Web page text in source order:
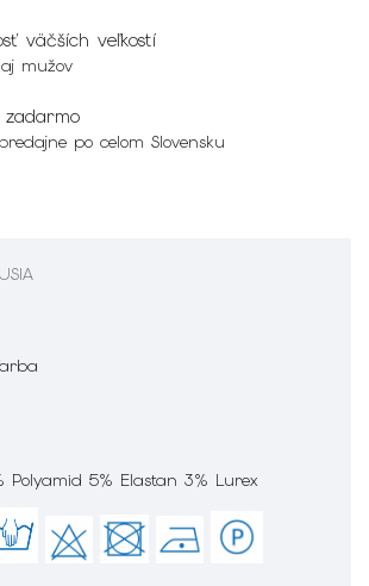
väčších veľkostí
mužov
po celom Slovensku
Polyamid 5% Elastan 3% Lurex